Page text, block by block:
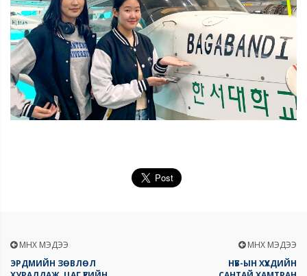
ӨМНӨХ МЭДЭЭ
ЭРДМИЙН ЗӨВЛӨЛ
ӨМНӨХ МЭДЭЭ
НҮБ-ЫН ХҮҮХДИЙН